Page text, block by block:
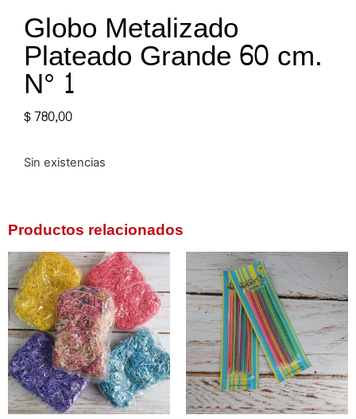
Globo Metalizado
Plateado Grande 60 cm.
N° 1
$780,00
Sin existencias
Productos relacionados